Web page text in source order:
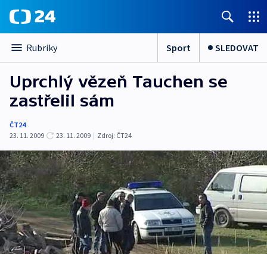
Rubriky Sport SLEDOVAT
Uprchlý vězeň Tauchen se
zastřelil sám
ČT24
23. 11. 2009
23. 11. 2009 | Zdroj: ČT24